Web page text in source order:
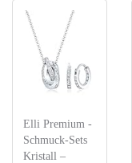
Elli Premium -
Schmuck-Sets
Kristall –